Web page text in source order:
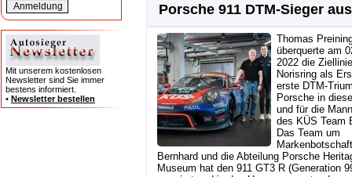
Mit unserem kostenlosen
Newsletter sind Sie immer
bestens informiert.
• Newsletter bestellen
Porsche 911 DTM-Sieger aus
Thomas
überquerte am
2022 die
Norisring als
erste DTM-
Porsche in
und für die
des KÜS Team
Das Team um
Bernhard und die Abteilung Porsche
Museum hat den 911 GT3 R (Generation